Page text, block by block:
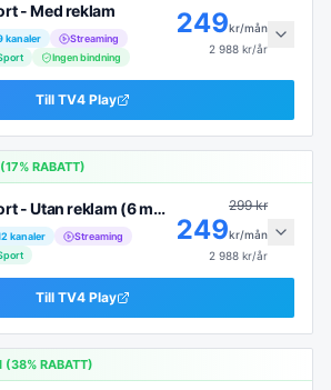
- Med reklam
kanaler
Streaming
Ingen bindning
249kr/mån
2 988 kr/år
Till TV4 Play
17% RABATT)
Sport - Utan reklam (6 mån)
kanaler
Streaming
299kr
249kr/mån
2 988 kr/år
Till TV4 Play
(38% RABATT)